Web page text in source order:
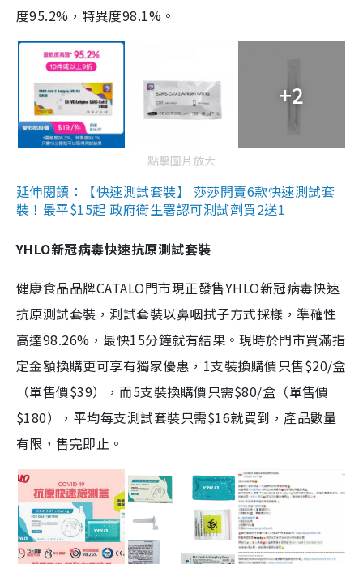
度95.2%，特異度98.1%。
+2
點擊圖片放大
延伸閱讀：【快速測試套裝】 莎莎開賣6款快速測試套
裝！最平$15起 政府衛生署認可測試劑買2送1
YHLO新冠病毒快速抗原測試套裝
健康食品品牌CATALO門市現正發售YHLO新冠病毒快速
抗原測試套裝，測試套裝以鼻咽拭子方式採樣，準確性
高達98.26%，最快15分鐘就有結果。現時於門市買滿指
定金額換購更可享有獨家優惠，1支裝換購價只售$20/盒
（單售價$39），而5支裝換購價只需$80/盒（單售價
$180），平均每支測試套裝只需$16就買到，產品數量
有限，售完即止。